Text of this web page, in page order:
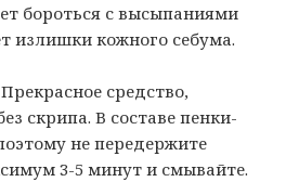
бороться с высыпаниями
излишки кожного себума.
Прекрасное средство,
скрипа. В составе пенки-
не передержите
3-5 минут и смывайте.